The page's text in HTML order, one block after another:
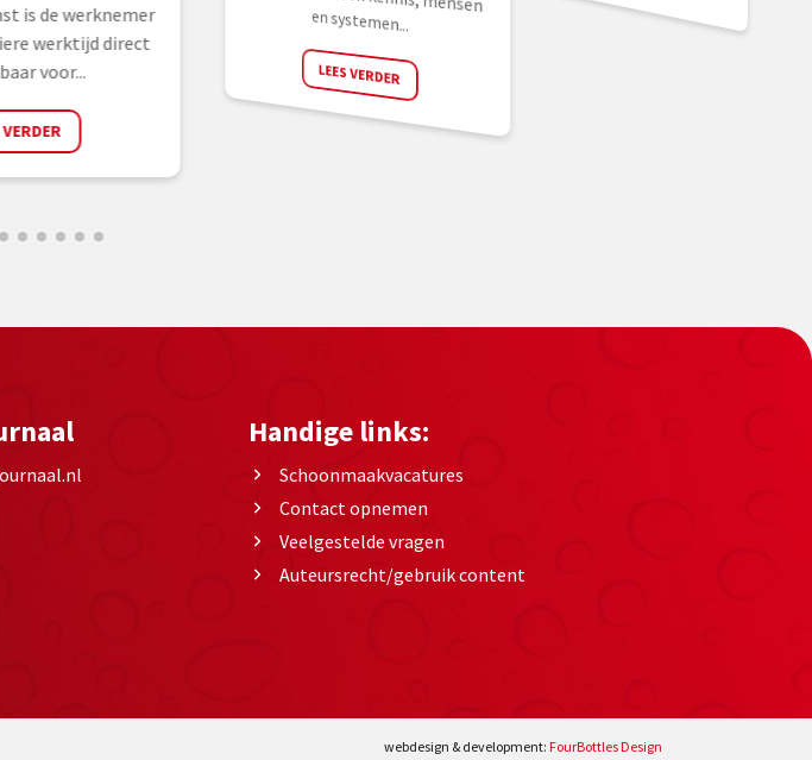
is de werknemer
werktijd direct
voor...
en systemen...
LEES VERDER
Handige links:
Schoonmaakvacatures
Contact opnemen
Veelgestelde vragen
Auteursrecht/gebruik content
webdesign & development: FourBottles Design